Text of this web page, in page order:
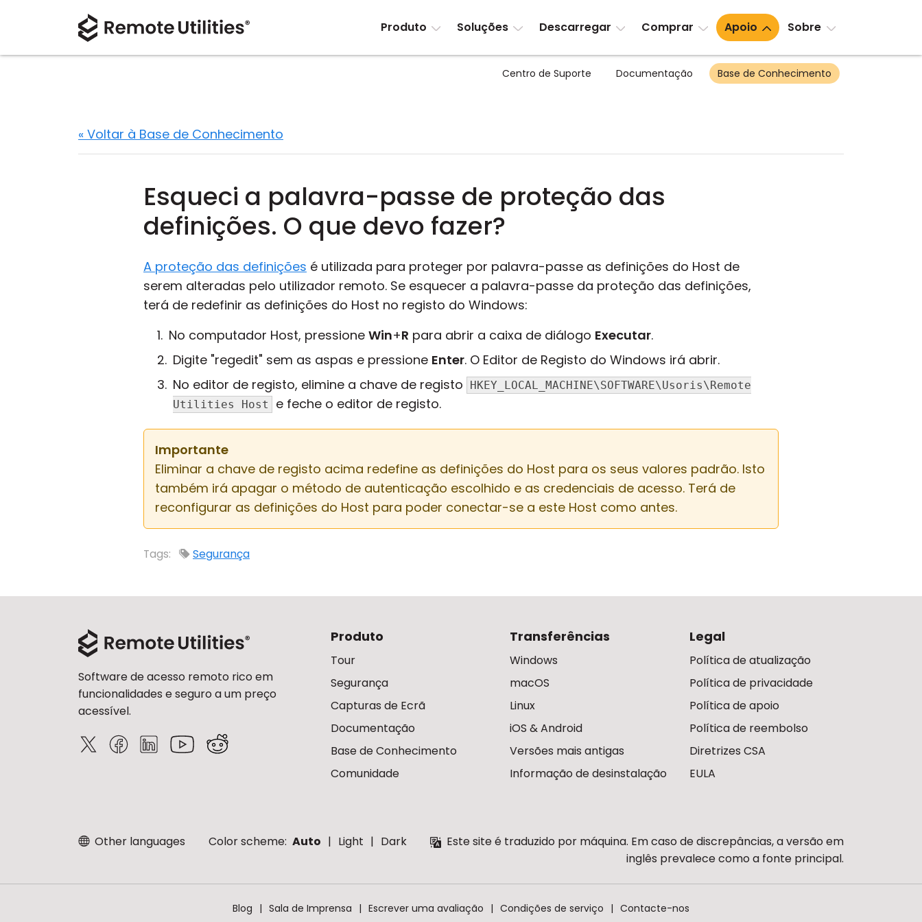
Produto Soluções Descarregar Comprar Apoio Sobre
Centro de Suporte Documentação Base de Conhecimento
« Voltar à Base de Conhecimento
Esqueci a palavra-passe de proteção das
definições. O que devo fazer?
A proteção das definições é utilizada para proteger por palavra-passe as definições do Host de
serem alteradas pelo utilizador remoto. Se esquecer a palavra-passe da proteção das definições,
terá de redefinir as definições do Host no registo do Windows:
No computador Host, pressione Win+R para abrir a caixa de diálogo Executar.
Digite "regedit" sem as aspas e pressione Enter. O Editor de Registo do Windows irá abrir.
No editor de registo, elimine a chave de registo
HKEY_LOCAL_MACHINE\SOFTWARE\Usoris\Remote
Utilities Host
e feche o editor de registo.
Importante
Eliminar a chave de registo acima redefine as definições do Host para os seus valores padrão. Isto
também irá apagar o método de autenticação escolhido e as credenciais de acesso. Terá de
reconfigurar as definições do Host para poder conectar-se a este Host como antes.
Tags: Segurança
Software de acesso remoto rico em
funcionalidades e seguro a um preço
acessível.
Produto
Tour
Segurança
Capturas de Ecrã
Documentação
Base de Conhecimento
Comunidade
Transferências
Windows
macOS
Linux
iOS & Android
Versões mais antigas
Informação de desinstalação
Legal
Política de atualização
Política de privacidade
Política de apoio
Política de reembolso
Diretrizes CSA
EULA
Other languages Color scheme: Auto Light Dark
Este site é traduzido por máquina. Em caso de discrepâncias, a versão em
inglês prevalece como a fonte principal.
Blog Sala de Imprensa Escrever uma avaliação Condições de serviço Contacte-nos